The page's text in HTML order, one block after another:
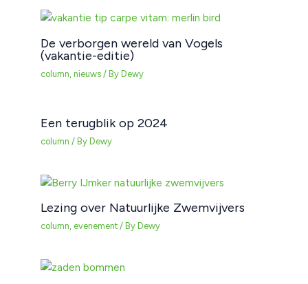
De verborgen wereld van Vogels
(vakantie-editie)
column nieuws/ By Dewy
Een terugblik op 2024
column / By Dewy
Lezing over Natuurlijke Zwemvijvers
column, evenement/ By Dewy